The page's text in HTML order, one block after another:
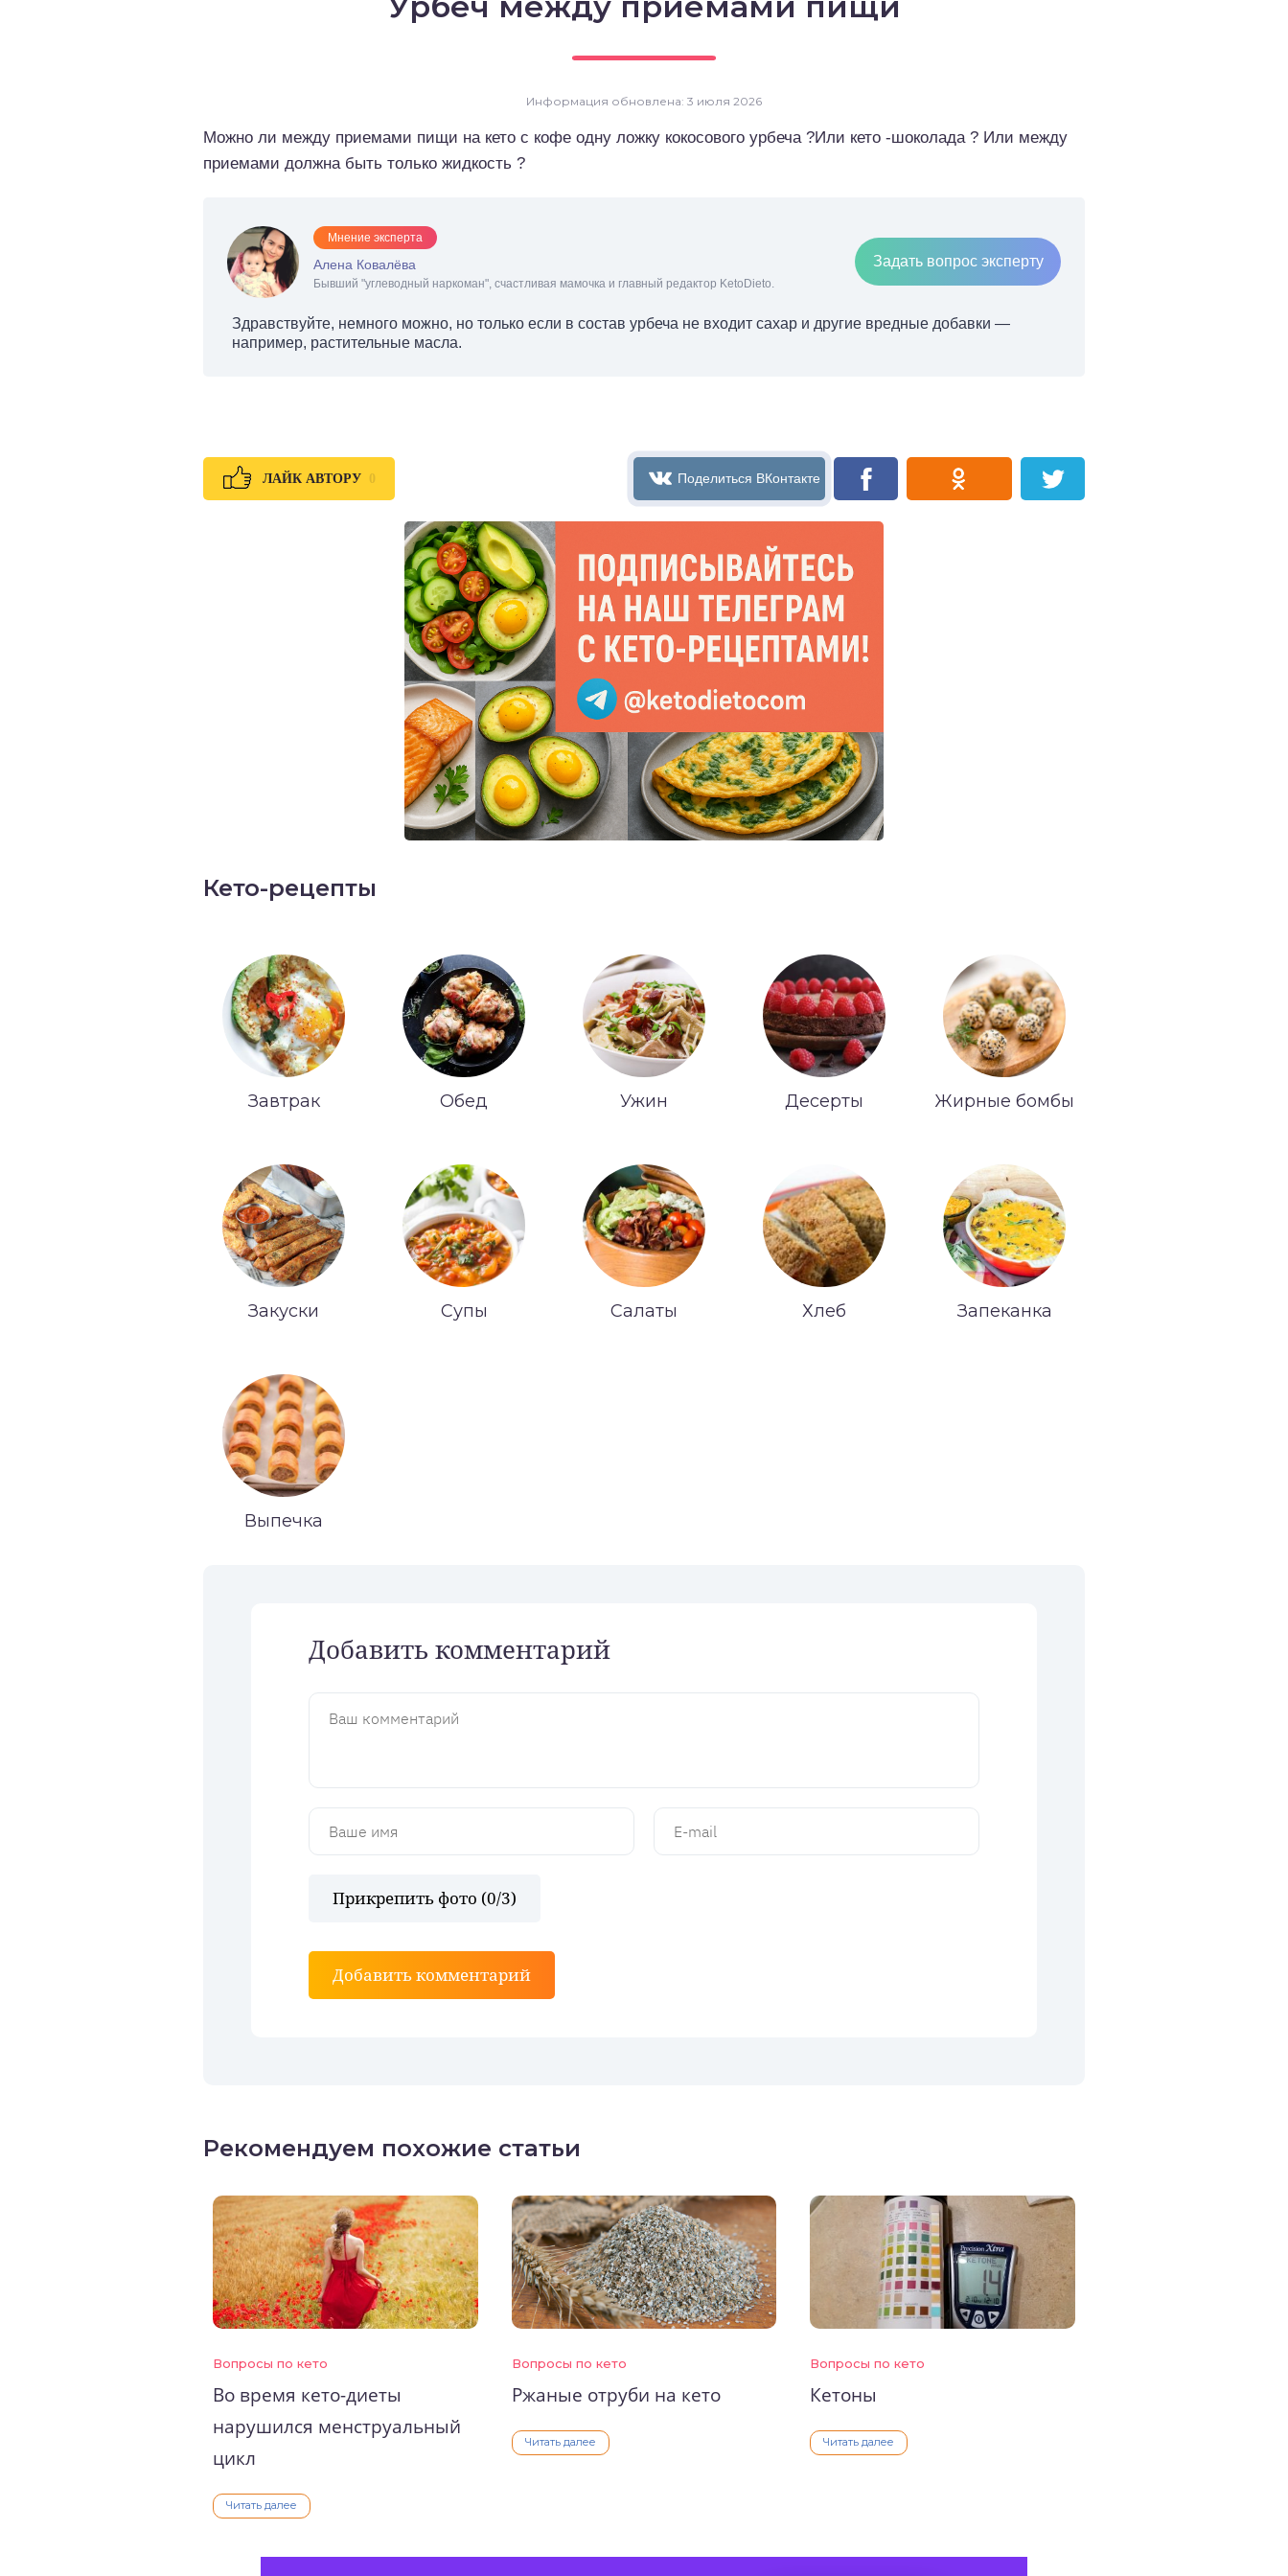
Информация обновлена: 3 июля 2026
Можно ли между приемами пищи на кето с кофе одну ложку кокосового урбеча ?Или кето -шоколада ? Или между
приемами должна быть только жидкость ?
Мнение эксперта
Алена Ковалёва
Бывший "углеводный наркоман", счастливая мамочка и главный редактор KetoDieto.
Задать вопрос эксперту
Здравствуйте, немного можно, но только если в состав урбеча не входит сахар и другие вредные добавки —
например, растительные масла.
ЛАЙК АВТОРУ 0
Кето-рецепты
Завтрак Обед Ужин Десерты Жирные бомбы
Закуски Супы Салаты Хлеб Запеканка
Выпечка
Добавить комментарий
Прикрепить фото (0/3)
Добавить комментарий
Рекомендуем похожие статьи
Вопросы по кето
Во время кето-диеты
нарушился менструальный
цикл
Читать далее
Вопросы по кето
Ржаные отруби на кето
Читать далее
Вопросы по кето
Кетоны
Читать далее